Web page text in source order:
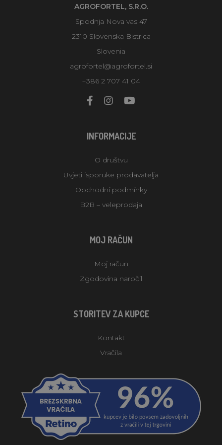
AGROFORTEL, S.R.O.
Spodnja Nova vas 47
2310 Slovenska Bistrica
Slovenia
agrofortel@agrofortel.si
+386 2 707 41 04
INFORMACIJE
O društvu
Uvjeti isporuke prodavatelja
Obchodní podmínky
B2B – veleprodaja
MOJ RAČUN
Moj račun
Zgodovina naročil
STORITEV ZA KUPCE
Kontakt
Vračila